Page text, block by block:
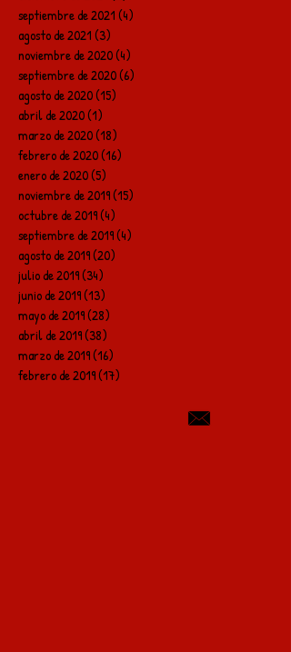
septiembre de 2021(4)
agosto de 2021(3)
noviembre de 2020(4)
septiembre de 2020(6)
agosto de 2020(15)
abril de 2020(1)
marzo de 2020(18)
febrero de 2020(16)
enero de 2020(5)
noviembre de 2019(15)
octubre de 2019(4)
septiembre de 2019(4)
agosto de 2019(20)
julio de 2019(34)
junio de 2019(13)
mayo de 2019(28)
abril de 2019(38)
marzo de 2019(16)
febrero de 2019(17)